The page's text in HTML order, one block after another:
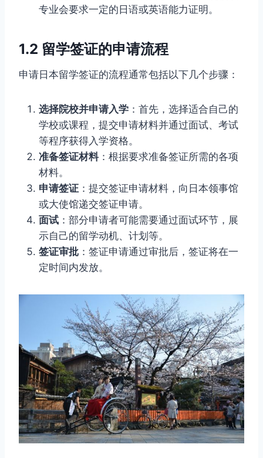
专业会要求一定的日语或英语能力证明。
1.2 留学签证的申请流程
申请日本留学签证的流程通常包括以下几个步骤：
选择院校并申请入学 ：首先，选择适合自己的
学校或课程，提交申请材料并通过面试、考试
等程序获得入学资格。
准备签证材料：根据要求准备签证所需的各项
材料。
申请签证 ：提交签证申请材料，向日本领事馆
或大使馆递交签证申请。
面试 ：部分申请者可能需要通过面试环节，展
示自己的留学动机、计划等。
签证审批 ：签证申请通过审批后，签证将在一
定时间内发放。